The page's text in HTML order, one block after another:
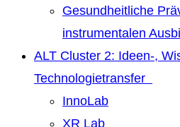
Gesundheitliche
instrumentalen
ALT Cluster 2: Ideen-,
Technologietransfer
InnoLab
XR Lab